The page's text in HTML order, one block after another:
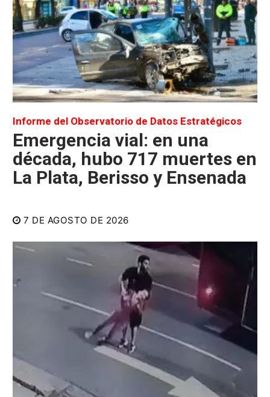
Informe del Observatorio de Datos Estratégicos
Emergencia vial: en una
década, hubo 717 muertes en
La Plata, Berisso y Ensenada
7 DE AGOSTO DE 2026